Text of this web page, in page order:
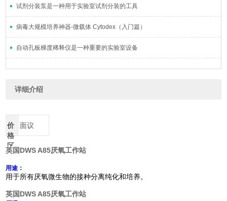
试剂分装泵是一种用于实验室试剂分装的工具
病毒大规模培养神器-微载体 Cytodex（入门篇）
自动孔板梯度稀释仪是一种重要的实验室设备
详细介绍
价
格
区
间
面议
英国DWS A85厌氧工作站
用途：
用于所有厌氧微生物的接种分离纯化和培养。
英国DWS A85厌氧工作站